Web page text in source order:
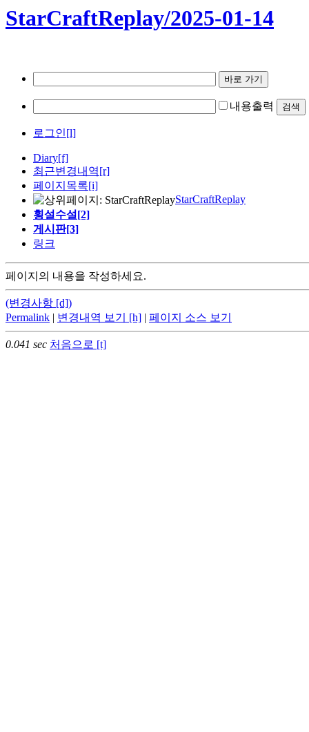
StarCraftReplay/2025-01-14
내용출력
로그인[l]
Diary[f]
최근변경내역[r]
페이지목록[i]
StarCraftReplay
횡설수설[2]
게시판[3]
링크
페이지의 내용을 작성하세요.
(변경사항 [d])
Permalink | 변경내역 보기 [h] | 페이지 소스 보기
0.041 sec 처음으로 [t]